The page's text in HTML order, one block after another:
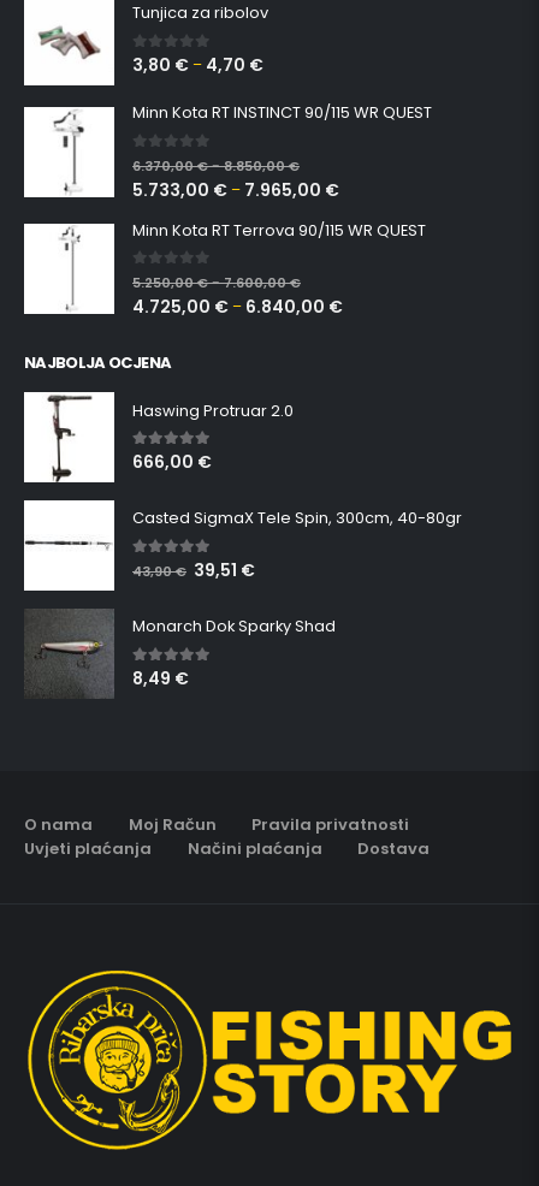
Tunjica za ribolov
0 out of 5
3,80 € – 4,70 €
Minn Kota RT INSTINCT 90/115 WR QUEST
0 out of 5
6.370,00€–8.850,00€
5.733,00 € – 7.965,00 €
Minn Kota RT Terrova 90/115 WR QUEST
0 out of 5
5.250,00€–7.600,00€
4.725,00 € – 6.840,00 €
NAJBOLJA OCJENA
Haswing Protruar 2.0
5.00 out of 5
666,00 €
Casted SigmaX Tele Spin, 300cm, 40-80gr
5.00 out of 5
43,90€ 39,51 €
Monarch Dok Sparky Shad
5.00 out of 5
8,49 €
O nama Moj Račun
Pravila privatnosti
Uvjeti plaćanja
Načini plaćanja Dostava